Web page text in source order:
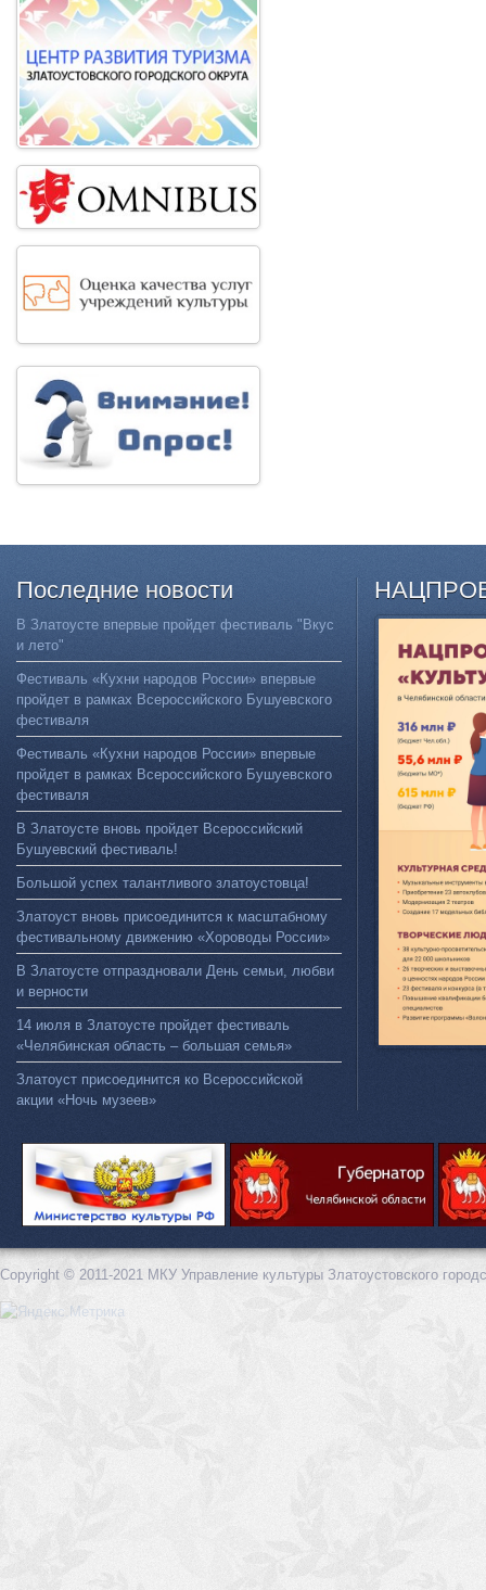
Последние новости
В Златоусте впервые пройдет фестиваль "Вкус
и лето"
Фестиваль «Кухни народов России» впервые
пройдет в рамках Всероссийского Бушуевского
фестиваля
Фестиваль «Кухни народов России» впервые
пройдет в рамках Всероссийского Бушуевского
фестиваля
В Златоусте вновь пройдет Всероссийский
Бушуевский фестиваль!
Большой успех талантливого златоустовца!
Златоуст вновь присоединится к масштабному
фестивальному движению «Хороводы России»
В Златоусте отпраздновали День семьи, любви
и верности
14 июля в Златоусте пройдет фестиваль
«Челябинская область – большая семья»
Златоуст присоединится ко Всероссийской
акции «Ночь музеев»
Copyright © 2011-2021 МКУ Управление культуры Златоустовского